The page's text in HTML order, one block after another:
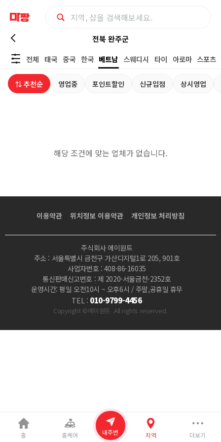
전
북
완
마
마
전북 완주군
전체
태국 중국 한국 베트남 스웨디시 타이 아로마 스포츠
⇅ 추천순 영업중 포인트할인 신규입점 상시영업
해당 조건에 맞는 업체가 없습니다.
이용약관 위치정보 이용약관 개인정보 처리방침
주식회사 에이원트
주소 : 서울특별시 금천구 가산디지털1로 205, 901호
사업자번호 : 408-86-16035
통신판매신고번호 : 제 2020-서울금천-2352호
운영시간: 평일 오전10시 ~ 오후6시 / 주말,공휴일 휴무
TEL : 010-9799-4456
Copyright ©에이원트 .All rights reserved.
홈 홈케어 내주변 지역 더보기